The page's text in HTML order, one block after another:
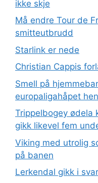
ikke skje
Må endre Tour de
smitteutbrudd
Starlink er nede
Christian Cappis
Smell på
europaligahåpet
Trippelbogey ødela
gikk likevel fem
Viking med utrolig
på banen
Lerkendal gikk i